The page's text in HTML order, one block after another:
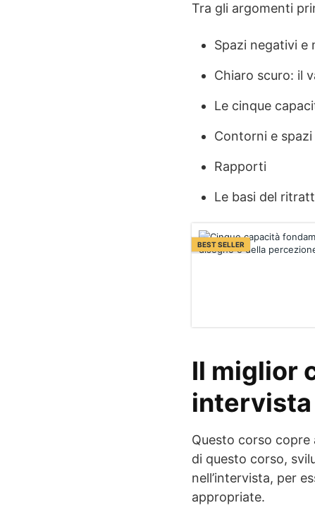
Tra gli argomenti
Spazi negativi e
Chiaro scuro: il
Le cinque
Contorni e
Rapporti
Le basi del
BEST SELLER
Il miglior
Questo corso
di questo corso,
nell’intervista, per
appropriate.